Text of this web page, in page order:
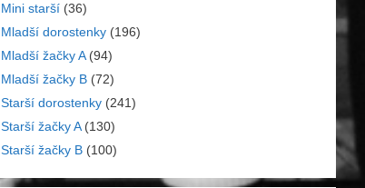
Mini starší (36)
Mladší dorostenky (196)
Mladší žačky A(94)
Mladší žačky B (72)
Starší dorostenky (241)
Starší žačky A(130)
Starší žačky B (100)